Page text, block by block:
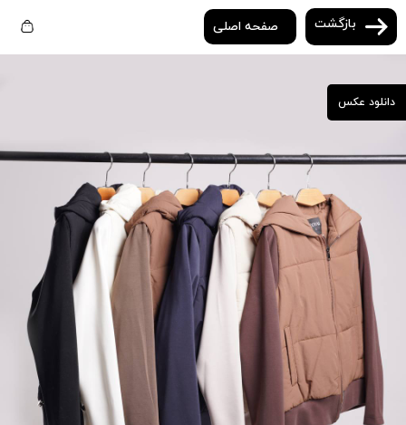
بازگشت صفحه اصلی
دانلود عکس